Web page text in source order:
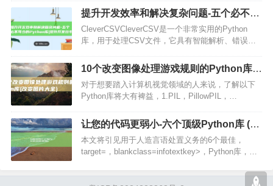
笔者将引见五个顶级Pyth…
提升开发效率和解决复杂问题-五个必不可
少的Python库 (提升开发效率的工具)
CleverCSVCleverCSV是一个非常实用的Python
库，用于处理CSV文件，它具有智能解析、错误修
理问题，安装CleverCSVpipinst…
10个改变图像处理游戏规则的Python库
(改变图片大全)
对于想要踏入计算机视觉领域的人来说，了解以下
Python库将大有裨益，1.PIL，PillowPIL，
库，提供丰富的函数集和对各种图像格…
让您的代码更弱小-六个顶级Python库 (让
您的代码更精准)
本文将引见用于人造言语处置义务的6个最佳，
target=，blankclass=infotextkey>，Python库，无